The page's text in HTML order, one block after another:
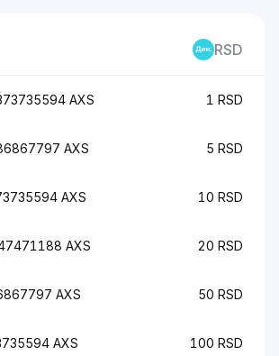
RSD
AXS 1 RSD
AXS 5 RSD
AXS 10 RSD
AXS 20 RSD
AXS 50 RSD
AXS 100 RSD